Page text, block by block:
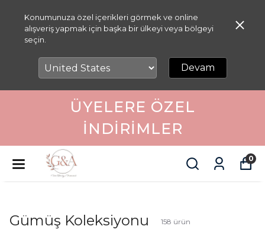
Konumunuza özel içerikleri görmek ve online
alışveriş yapmak için başka bir ülkeyi veya bölgeyi
seçin.
Devam
ÜYELERE ÖZEL
İNDIRIMLER
0
Gümüş Koleksiyonu 158 ürün